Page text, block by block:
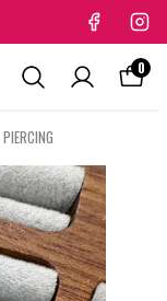
0